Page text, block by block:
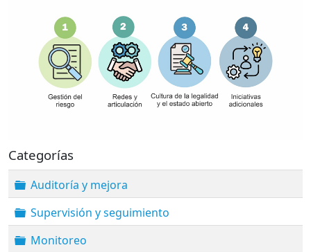
Categorías
Carpeta
Auditoría y mejora
Carpeta
Supervisión y seguimiento
Carpeta
Monitoreo